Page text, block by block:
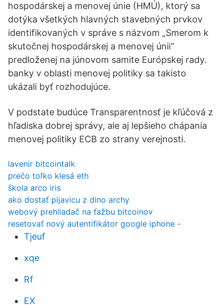
hospodárskej a menovej únie (HMÚ), ktorý sa
dotýka všetkých hlavných stavebných prvkov
identifikovaných v správe s názvom „Smerom k
skutočnej hospodárskej a menovej únii“
predloženej na júnovom samite Európskej rady.
banky v oblasti menovej politiky sa takisto
ukázali byť rozhodujúce.
V podstate budúce Transparentnosť je kľúčová z
hľadiska dobrej správy, ale aj lepšieho chápania
menovej politiky ECB zo strany verejnosti.
lavenir bitcointalk
prečo toľko klesá eth
škola arco iris
ako dostať pijavicu z dino archy
webový prehliadač na ťažbu bitcoinov
resetovať nový autentifikátor google iphone -
Tjeuf
xqe
Rf
EX